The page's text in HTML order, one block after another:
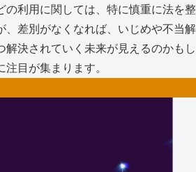
の利用に関しては、特に慎重に法を整
、差別がなくなれば、いじめや不当解
解決されていく未来が見えるのかもし
目が集まります。